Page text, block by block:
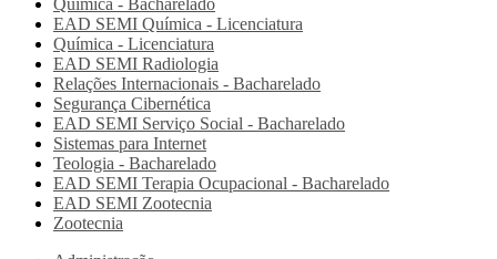
EAD SEMI Química - Licenciatura
Química - Licenciatura
EAD SEMI Radiologia
Relações Internacionais - Bacharelado
Segurança Cibernética
EAD SEMI Serviço Social - Bacharelado
Sistemas para Internet
Teologia - Bacharelado
EAD SEMI Terapia Ocupacional - Bacharelado
EAD SEMI Zootecnia
Zootecnia